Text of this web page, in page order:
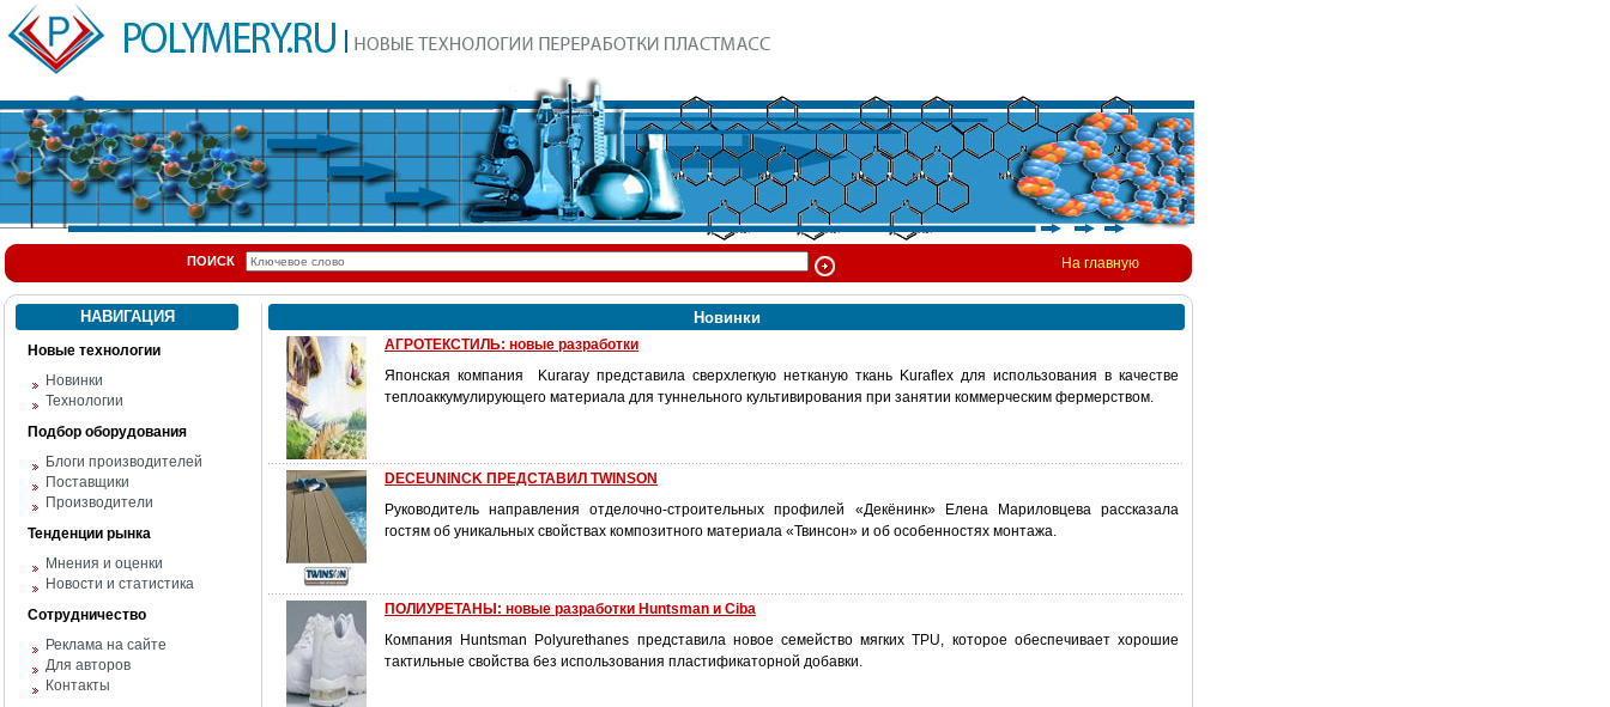
ПОИСК На главную
НАВИГАЦИЯ
Новые технологии
Новинки
Технологии
Подбор оборудования
Блоги производителей
Поставщики
Производители
Тенденции рынка
Мнения и оценки
Новости и статистика
Сотрудничество
Реклама на сайте
Для авторов
Контакты
Новинки
АГРОТЕКСТИЛЬ: новые разработки
Японская компания Kuraray представила сверхлегкую нетканую ткань Kuraflex для использования в качестве
теплоаккумулирующего материала для туннельного культивирования при занятии коммерческим фермерством.
DECEUNINCK ПРЕДСТАВИЛ TWINSON
Руководитель направления отделочно-строительных профилей «Декёнинк» Елена Мариловцева рассказала
гостям об уникальных свойствах композитного материала «Твинсон» и об особенностях монтажа.
ПОЛИУРЕТАНЫ: новые разработки Huntsman и Ciba
Компания Huntsman Polyurethanes представила новое семейство мягких TPU, которое обеспечивает хорошие
тактильные свойства без использования пластификаторной добавки.